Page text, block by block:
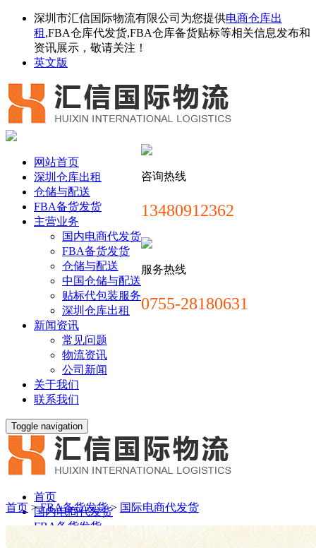
深圳市汇信国际物流有限公司为您提供电商仓库出
租 ,FBA仓库代发货,FBA仓库备货贴标等相关信息发布和
资讯展示，敬请关注！
英文版
咨询热线
13480912362
服务热线
0755-28180631
网站首页
深圳仓库出租
仓储与配送
FBA备货发货
主营业务
国内电商代发货
FBA备货发货
仓储与配送
中国仓储与配送
贴标代包装服务
深圳仓库出租
新闻资讯
常见问题
物流资讯
公司新闻
关于我们
联系我们
Toggle navigation
首页
国内电商代发货
FBA备货发货
仓储与配送
首页 >FBA备货发货> 国际电商代发货